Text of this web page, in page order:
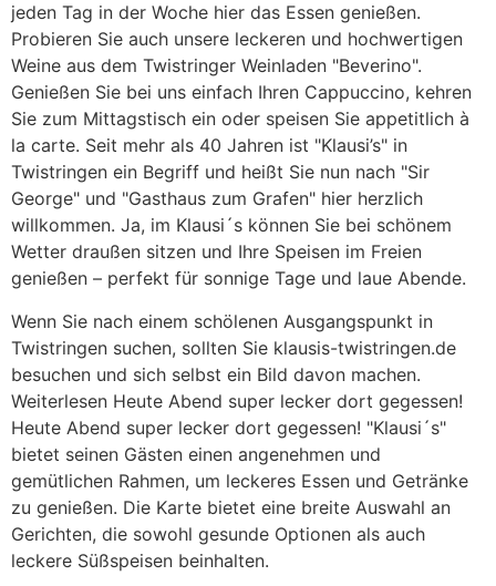
jeden Tag in der Woche hier das Essen genießen.
Probieren Sie auch unsere leckeren und hochwertigen
Weine aus dem Twistringer Weinladen "Beverino".
Genießen Sie bei uns einfach Ihren Cappuccino, kehren
Sie zum Mittagstisch ein oder speisen Sie appetitlich à
la carte. Seit mehr als 40 Jahren ist "Klausi’s" in
Twistringen ein Begriff und heißt Sie nun nach "Sir
George" und "Gasthaus zum Grafen" hier herzlich
willkommen. Ja, im Klausi´s können Sie bei schönem
Wetter draußen sitzen und Ihre Speisen im Freien
genießen – perfekt für sonnige Tage und laue Abende.
Wenn Sie nach einem schölenen Ausgangspunkt in
Twistringen suchen, sollten Sie klausis-twistringen.de
besuchen und sich selbst ein Bild davon machen.
Weiterlesen Heute Abend super lecker dort gegessen!
Heute Abend super lecker dort gegessen! "Klausi´s"
bietet seinen Gästen einen angenehmen und
gemütlichen Rahmen, um leckeres Essen und Getränke
zu genießen. Die Karte bietet eine breite Auswahl an
Gerichten, die sowohl gesunde Optionen als auch
leckere Süßspeisen beinhalten.